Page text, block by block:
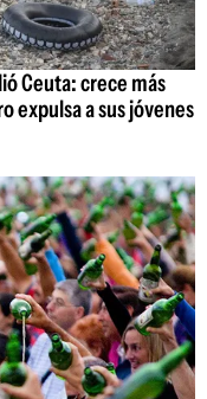
Ceuta: crece más
expulsa a sus jóvenes